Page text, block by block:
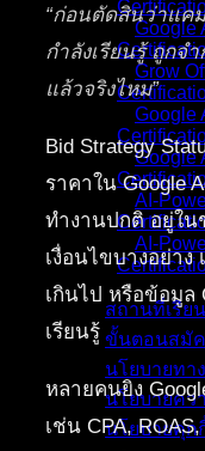
Google
Grow
Google
Google
AI-
AI-
สถานที่เรียน
ขั้นตอนสมัค
นโยบายทา
นโยบายคว
นโยบายคุก
“ก่อนตัดสินว่าแค
กำลังเรียนรู้ ถูกจ
แล้วจริงไหม”
Bid Strategy
ราคาใน Google
ทำงานปกติ อยู่ใน
เงื่อนไขบางอย่า
เกินไป หรือข้อมูล
เรียนรู้
หลายคนยิง
เช่น CPA,